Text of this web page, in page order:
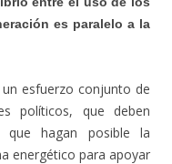
es paralelo a la
esfuerzo conjunto de
políticos, que deben
que hagan posible la
energético para apoyar